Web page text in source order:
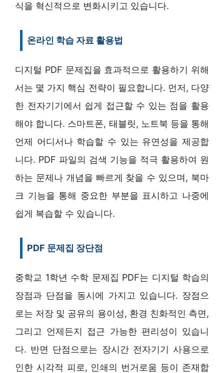
식을 혁신적으로 변화시키고 있습니다.
온라인 학습 자료 활용법
디지털 PDF 문제집을 효과적으로 활용하기 위해
서는 몇 가지 핵심 전략이 필요합니다. 먼저, 다양
한 전자기기에서 쉽게 접근할 수 있는 점을 활용
해야 합니다. 스마트폰, 태블릿, 노트북 등을 통해
언제 어디서나 학습할 수 있는 유연성을 제공합
니다. PDF 파일의 검색 기능을 적극 활용하여 원
하는 문제나 개념을 빠르게 찾을 수 있으며, 북마
크 기능을 통해 중요한 부분을 표시하고 나중에
쉽게 복습할 수 있습니다.
PDF 문제집 장단점
중학교 1학년 수학 문제집 PDF는 디지털 학습의
장점과 단점을 동시에 가지고 있습니다. 장점으
로는 저장 및 공유의 용이성, 환경 친화적인 측면,
그리고 언제든지 접근 가능한 편리성이 있습니
다. 반면 단점으로는 장시간 전자기기 사용으로
인한 시각적 피로, 인쇄의 번거로움 등이 존재합